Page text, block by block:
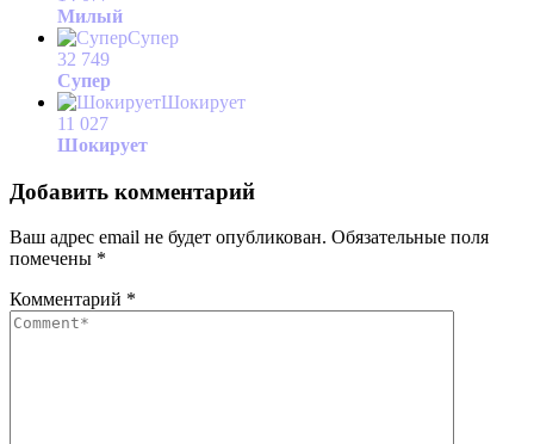
Милый
Супер
32 749
Супер
Шокирует
11 027
Шокирует
Добавить комментарий
Ваш адрес email не будет опубликован. Обязательные поля
помечены *
Комментарий *